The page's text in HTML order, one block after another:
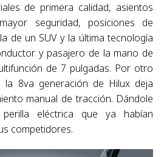
de primera calidad, asientos
seguridad, posiciones de
de un SUV y la última tecnología
y pasajero de la mano de
de 7 pulgadas. Por otro
8va generación de Hilux deja
manual de tracción. Dándole
eléctrica que ya habían
competidores.